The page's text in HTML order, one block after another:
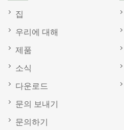
집
우리에 대해
제품
소식
다운로드
문의 보내기
문의하기